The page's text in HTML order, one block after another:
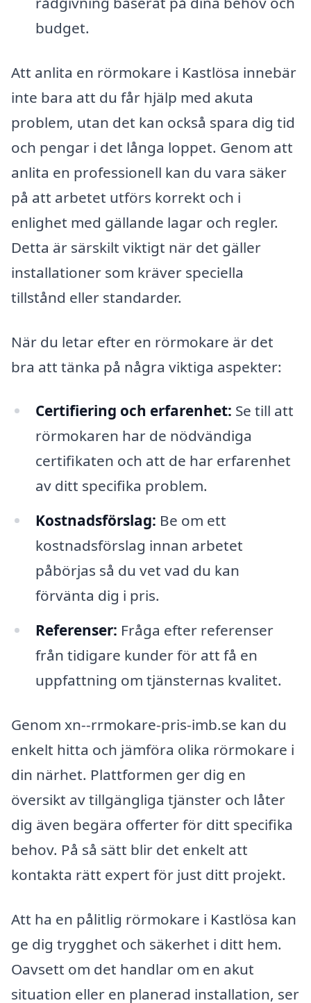
budget.
Att anlita en rörmokare i Kastlösa innebär
inte bara att du får hjälp med akuta
problem, utan det kan också spara dig tid
och pengar i det långa loppet. Genom att
anlita en professionell kan du vara säker
på att arbetet utförs korrekt och i
enlighet med gällande lagar och regler.
Detta är särskilt viktigt när det gäller
installationer som kräver speciella
tillstånd eller standarder.
När du letar efter en rörmokare är det
bra att tänka på några viktiga aspekter:
Certifiering och erfarenhet: Se till att
rörmokaren har de nödvändiga
certifikaten och att de har erfarenhet
av ditt specifika problem.
Kostnadsförslag: Be om ett
kostnadsförslag innan arbetet
påbörjas så du vet vad du kan
förvänta dig i pris.
Referenser: Fråga efter referenser
från tidigare kunder för att få en
uppfattning om tjänsternas kvalitet.
Genom xn--rrmokare-pris-imb.se kan du
enkelt hitta och jämföra olika rörmokare i
din närhet. Plattformen ger dig en
översikt av tillgängliga tjänster och låter
dig även begära offerter för ditt specifika
behov. På så sätt blir det enkelt att
kontakta rätt expert för just ditt projekt.
Att ha en pålitlig rörmokare i Kastlösa kan
ge dig trygghet och säkerhet i ditt hem.
Oavsett om det handlar om en akut
situation eller en planerad installation, ser